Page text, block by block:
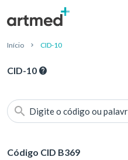
Início CID-10
CID-10
Digite o código ou
Código CID B369